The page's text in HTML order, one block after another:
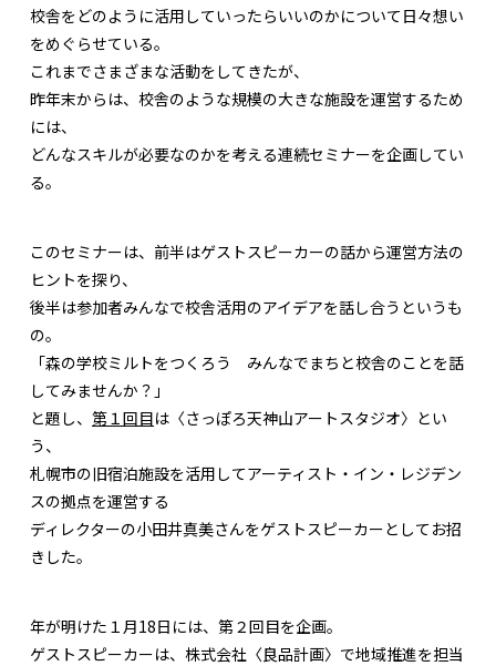
校舎をどのように活用していったらいいのかについて日々想い
をめぐらせている。
これまでさまざまな活動をしてきたが、
昨年末からは、校舎のような規模の大きな施設を運営するため
には、
どんなスキルが必要なのかを考える連続セミナーを企画してい
る。
このセミナーは、前半はゲストスピーカーの話から運営方法の
ヒントを探り、
後半は参加者みんなで校舎活用のアイデアを話し合うというも
の。
「森の学校ミルトをつくろう みんなでまちと校舎のことを話
してみませんか？」
と題し、 第１回目は〈さっぽろ天神山アートスタジオ〉とい
う、
札幌市の旧宿泊施設を活用してアーティスト・イン・レジデン
スの拠点を運営する
ディレクターの小田井真美さんをゲストスピーカーとしてお招
きした。
年が明けた１月18日には、第２回目を企画。
ゲストスピーカーは、株式会社〈良品計画〉で地域推進を担当